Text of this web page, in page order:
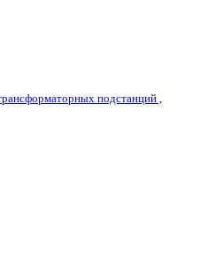
подстанций ,